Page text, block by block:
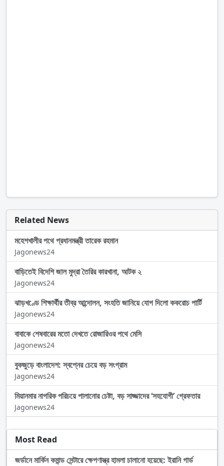
Related News
মহেশখালীর পথে প্রধানমন্ত্রী তারেক রহমান
Jagonews24
বাড়িতেই বিদেশি জাল মুদ্রা তৈরির কারখানা, আটক ২
Jagonews24
ঝাড়খণ্ডে শিক্ষার্থীর তীব্র আন্দোলন, সংহতি জানিয়ে যোগ দিলো ককরোচ পার্টি
Jagonews24
বাবাকে শেষবারের মতো দেখতে রোজারিওর পথে মেসি
Jagonews24
বুকজুড়ে বাংলাদেশ: স্বপ্নের চেয়ে বড় সংগ্রাম
Jagonews24
মিয়ানমার নাগরিক পরিচয়ে পালানোর চেষ্টা, বড় সাজ্জাদের ‘সহযোগী’ গ্রেফতার
Jagonews24
Most Read
জর্ডানে মার্কিন কমান্ড সেন্টারে ক্ষেপণাস্ত্র হামলা চালানো হয়েছে: ইরানি গার্ড